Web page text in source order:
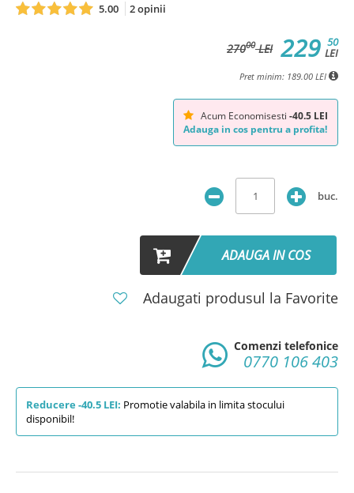
5.00 2 opinii
27000LEI 50
LEI
229
Pret minim: 189.00 LEI
Acum Economisesti -40.5 LEI
Adauga in cos pentru a profita!
buc.
ADAUGA IN COS
Adaugati produsul la Favorite
Comenzi telefonice
0770 106 403
Reducere -40.5 LEI: Promotie valabila in limita stocului
disponibil!